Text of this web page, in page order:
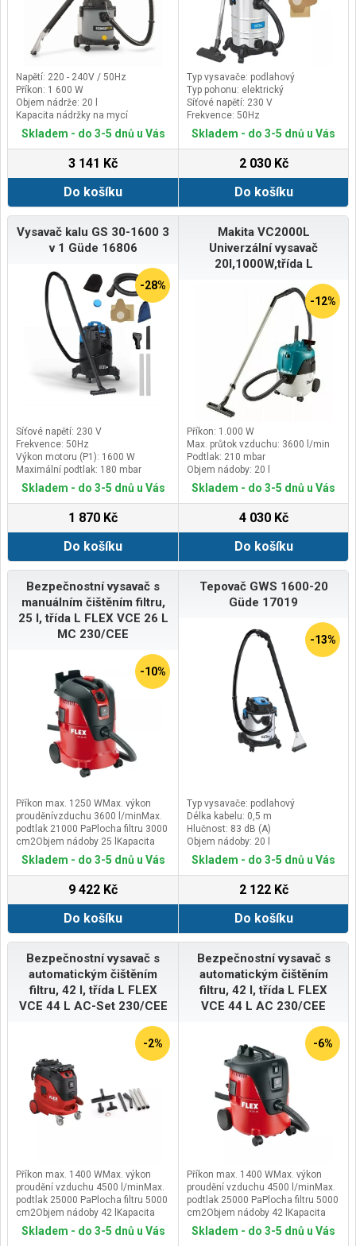
Napětí: 220 - 240V / 50Hz
Příkon: 1 600 W
Objem nádrže: 20 l
Kapacita nádržky na mycí
prostředek: 3 l
Skladem - do 3-5 dnů u Vás
3 141 Kč
Do košíku
Typ vysavače: podlahový
Typ pohonu: elektrický
Síťové napětí: 230 V
Frekvence: 50Hz
Skladem - do 3-5 dnů u Vás
2 030 Kč
Do košíku
Vysavač kalu GS 30-1600 3
v 1 Güde 16806
-28%
Síťové napětí: 230 V
Frekvence: 50Hz
Výkon motoru (P1): 1600 W
Maximální podtlak: 180 mbar
Skladem - do 3-5 dnů u Vás
1 870 Kč
Do košíku
Makita VC2000L
Univerzální vysavač
20l,1000W,třída L
-12%
Příkon: 1.000 W
Max. průtok vzduchu: 3600 l/min
Podtlak: 210 mbar
Objem nádoby: 20 l
Skladem - do 3-5 dnů u Vás
4 030 Kč
Do košíku
Bezpečnostní vysavač s
manuálním čištěním filtru,
25 l, třída L FLEX VCE 26 L
MC 230/CEE
-10%
Příkon max. 1250 WMax. výkon
prouděnívzduchu 3600 l/minMax.
podtlak 21000 PaPlocha filtru 3000
cm2Objem nádoby 25 lKapacita
nádoby - kapalina 16 lZásuvka na
nářadí 100-2600 WRozměry (d x š x
v) 475 x 377 x 526 mmDélka
kabelu 7,5 mHmotnost 8,4 kg
Skladem - do 3-5 dnů u Vás
9 422 Kč
Do košíku
Tepovač GWS 1600-20
Güde 17019
-13%
Typ vysavače: podlahový
Délka kabelu: 0,5 m
Hlučnost: 83 dB (A)
Objem nádoby: 20 l
Skladem - do 3-5 dnů u Vás
2 122 Kč
Do košíku
Bezpečnostní vysavač s
automatickým čištěním
filtru, 42 l, třída L FLEX
VCE 44 L AC-Set 230/CEE
-2%
Příkon max. 1400 WMax. výkon
proudění vzduchu 4500 l/minMax.
podtlak 25000 PaPlocha filtru 5000
cm2Objem nádoby 42 lKapacita
nádoby - kapalina 26 lZásuvka na
nářadí 100-2400 WRozměry (d x š x
Skladem - do 3-5 dnů u Vás
Bezpečnostní vysavač s
automatickým čištěním
filtru, 42 l, třída L FLEX
VCE 44 L AC 230/CEE
-6%
Příkon max. 1400 WMax. výkon
proudění vzduchu 4500 l/minMax.
podtlak 25000 PaPlocha filtru 5000
cm2Objem nádoby 42 lKapacita
nádoby - kapalina 26 lZásuvka na
nářadí 100-2400 WRozměry (d x š
Skladem - do 3-5 dnů u Vás